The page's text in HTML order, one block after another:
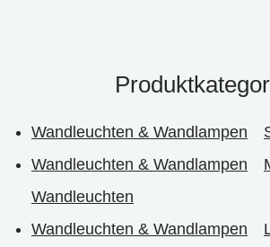
Wandleuchten & Wandlampen
Wandleuchten & Wandlampen
Wandleuchten
Wandleuchten & Wandlampen